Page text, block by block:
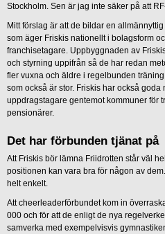
Stockholm. Sen är jag inte säker på att
Mitt förslag är att de bildar en
som äger Friskis nationellt i bolagsform
franchisetagare. Uppbyggnaden av
och styrning uppifrån så de har redan
fler vuxna och äldre i regelbunden
som också är stor. Friskis har också
uppdragstagare gentemot kommuner för
pensionärer.
Det har förbunden tjänat på
Att Friskis bör lämna Friidrotten står väl
positionen kan vara bra för någon av
helt enkelt.
Att cheerleaderförbundet kom in
000 och för att de enligt de nya
samverka med exempelvisvis